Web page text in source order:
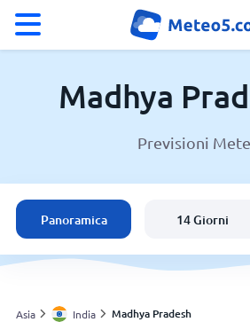
°C
Meteo in Madhya Pradesh
India
Italia
Svizzera
Madhya
Previsioni
Panoramica 14 Giorni
Asia India Madhya Pradesh